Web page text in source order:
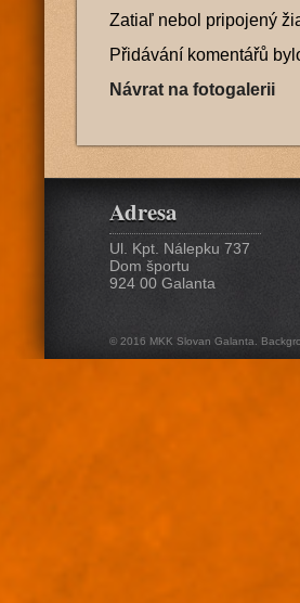
Zatiaľ nebol pripojený
Přidávání komentářů
Návrat na fotogalerii
Adresa
Ul. Kpt. Nálepku 737
Dom športu
924 00 Galanta
© 2016 MKK Slovan Galanta.